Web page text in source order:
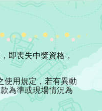
即喪失中獎資格，
使用規定，若有異動
為準或現場情況為